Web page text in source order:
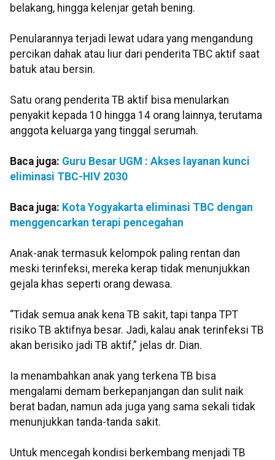
belakang, hingga kelenjar getah bening.
Penularannya terjadi lewat udara yang mengandung
percikan dahak atau liur dari penderita TBC aktif saat
batuk atau bersin.
Satu orang penderita TB aktif bisa menularkan
penyakit kepada 10 hingga 14 orang lainnya, terutama
anggota keluarga yang tinggal serumah.
Baca juga: Guru Besar UGM : Akses layanan kunci
eliminasi TBC-HIV 2030
Baca juga: Kota Yogyakarta eliminasi TBC dengan
menggencarkan terapi pencegahan
Anak-anak termasuk kelompok paling rentan dan
meski terinfeksi, mereka kerap tidak menunjukkan
gejala khas seperti orang dewasa.
“Tidak semua anak kena TB sakit, tapi tanpa TPT
risiko TB aktifnya besar. Jadi, kalau anak terinfeksi TB
akan berisiko jadi TB aktif,” jelas dr. Dian.
Ia menambahkan anak yang terkena TB bisa
mengalami demam berkepanjangan dan sulit naik
berat badan, namun ada juga yang sama sekali tidak
menunjukkan tanda-tanda sakit.
Untuk mencegah kondisi berkembang menjadi TB